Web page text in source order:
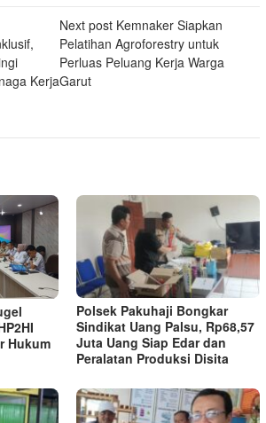
Kerja
Next post Kemnaker Siapkan
Pelatihan Agroforestry untuk
Perluas Peluang Kerja Warga
Garut
Hukum
Polsek Pakuhaji Bongkar
Sindikat Uang Palsu, Rp68,57
Juta Uang Siap Edar dan
Peralatan Produksi Disita